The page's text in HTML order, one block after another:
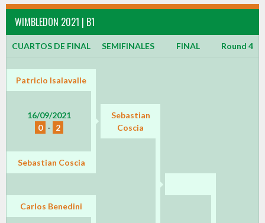
WIMBLEDON 2021 | B1
CUARTOS DE FINAL SEMIFINALES FINAL Round 4
Patricio Isalavalle
16/09/2021
0 - 2
Sebastian
Coscia
Sebastian Coscia
Carlos Benedini